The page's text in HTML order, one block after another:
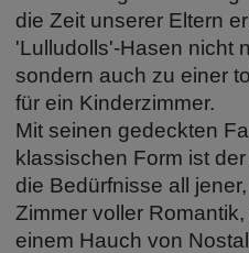
die Zeit unserer Eltern
'Lulludolls'-Hasen nicht
sondern auch zu einer
für ein Kinderzimmer.
Mit seinen gedeckten
klassischen Form ist
die Bedürfnisse all
Zimmer voller
einem Hauch von